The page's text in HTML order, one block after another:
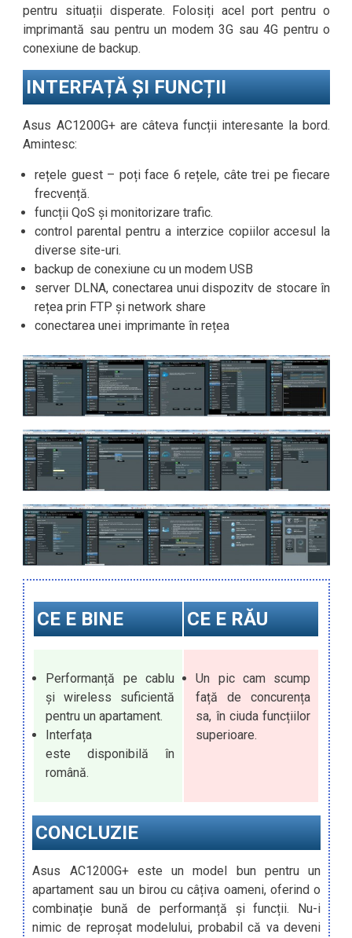
pentru situații disperate. Folosiți acel port pentru o
imprimantă sau pentru un modem 3G sau 4G pentru o
conexiune de backup.
INTERFAȚĂ ȘI FUNCȚII
Asus AC1200G+ are câteva funcții interesante la bord.
Amintesc:
rețele guest – poți face 6 rețele, câte trei pe fiecare
frecvență.
funcții QoS și monitorizare trafic.
control parental pentru a interzice copiilor accesul la
diverse site-uri.
backup de conexiune cu un modem USB
server DLNA, conectarea unui dispozitv de stocare în
rețea prin FTP și network share
conectarea unei imprimante în rețea
CE E BINE CE E RĂU
Performanță pe cablu
și wireless suficientă
pentru un apartament.
Interfața
este disponibilă în
română.
Un pic cam scump
față de concurența
sa, în ciuda funcțiilor
superioare.
CONCLUZIE
Asus AC1200G+ este un model bun pentru un
apartament sau un birou cu câțiva oameni, oferind o
combinație bună de performanță și funcții. Nu-i
nimic de reproșat modelului, probabil că va deveni